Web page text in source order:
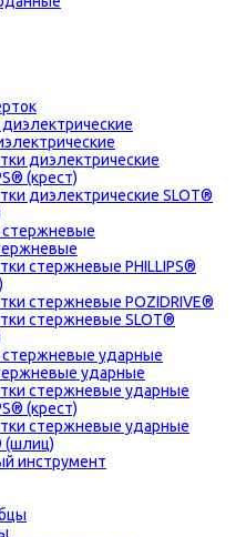
диэлектрические
(крест)
диэлектрические SLOT®
стержневые PHILLIPS®
стержневые POZIDRIVE®
стержневые SLOT®
ударные
стержневые ударные
(крест)
стержневые ударные
(шлиц)
инструмент